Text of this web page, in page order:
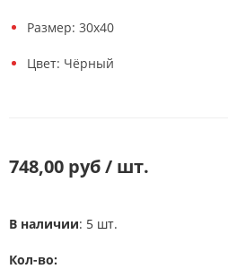
Размер: 30х40
Цвет: Чёрный
748,00 руб / шт.
В наличии: 5 шт.
Кол-во: